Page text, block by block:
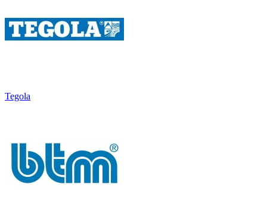
Tegola